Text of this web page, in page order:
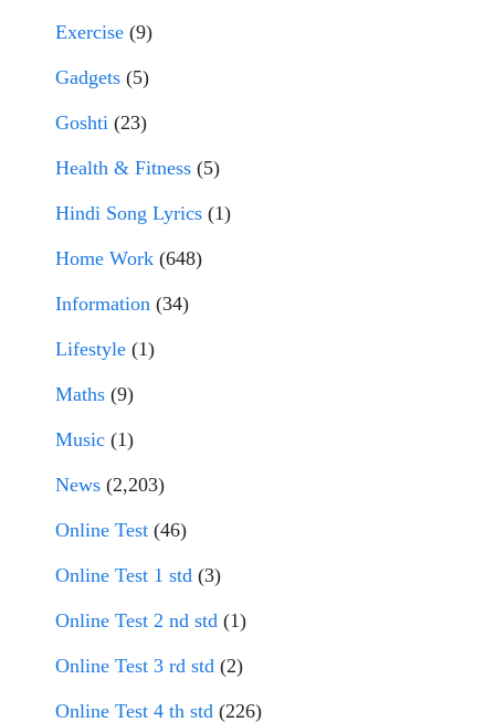
Exercise (9)
Gadgets (5)
Goshti (23)
Health & Fitness (5)
Hindi Song Lyrics (1)
Home Work (648)
Information (34)
Lifestyle (1)
Maths (9)
Music (1)
News (2,203)
Online Test (46)
Online Test 1 std (3)
Online Test 2 nd std (1)
Online Test 3 rd std (2)
Online Test 4 th std (226)